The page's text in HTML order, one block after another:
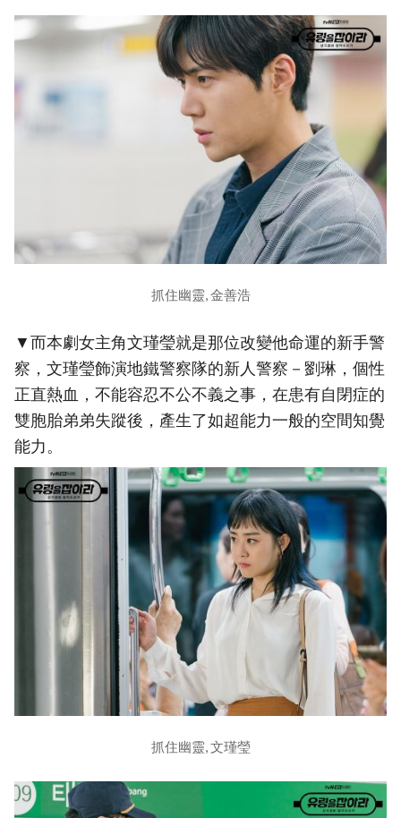
抓住幽靈, 金善浩
▼而本劇女主角文瑾瑩就是那位改變他命運的新手警
察，文瑾瑩飾演地鐵警察隊的新人警察－劉琳，個性
正直熱血，不能容忍不公不義之事，在患有自閉症的
雙胞胎弟弟失蹤後，產生了如超能力一般的空間知覺
能力。
抓住幽靈, 文瑾瑩